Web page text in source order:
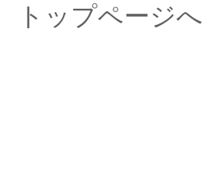
トップページへ